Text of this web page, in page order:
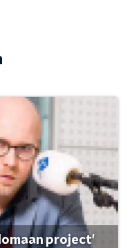
project'